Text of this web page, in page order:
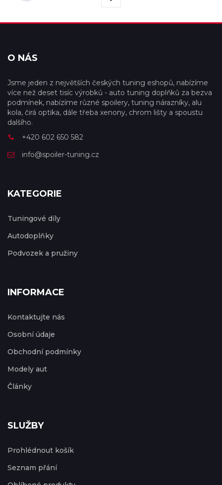
O NÁS
Jsme jeden z největších českých tuning eshopů, nabízíme
více než deset tisíc výrobků - auto tuning doplňků za bezva
podmínek, nabízíme různé spoilery, tuning nárazníky, alu
kola, čirá optika, dále třeba xenony, chrom lišty a spoustu
dalšího.
+420 602 650 582
info@spoiler-tuning.cz
KATEGORIE
Tuningové díly
Autodoplňky
Podvozek a pružiny
INFORMACE
Kontaktujte nás
Osobní údaje
Obchodní podmínky
Modely aut
Články
SLUŽBY
Prohlédnout košík
Seznam přání